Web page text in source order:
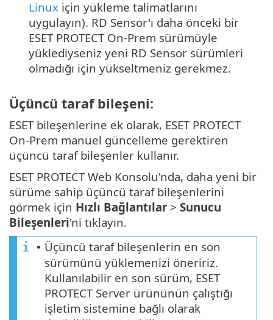
Linux için yükleme talimatlarını
uygulayın). RD Sensor'ı daha önceki bir
ESET PROTECT On-Prem sürümüyle
yüklediyseniz yeni RD Sensor sürümleri
olmadığı için yükseltmeniz gerekmez.
Üçüncü taraf bileşeni:
ESET bileşenlerine ek olarak, ESET PROTECT
On-Prem manuel güncelleme gerektiren
üçüncü taraf bileşenler kullanır.
ESET PROTECT Web Konsolu'nda, daha yeni bir
sürüme sahip üçüncü taraf bileşenlerini
görmek için Hızlı Bağlantılar > Sunucu
Bileşenleri'ni tıklayın.
• Üçüncü taraf bileşenlerin en son
sürümünü yüklemenizi öneririz.
Kullanılabilir en son sürüm, ESET
PROTECT Server ürününün çalıştığı
işletim sistemine bağlı olarak